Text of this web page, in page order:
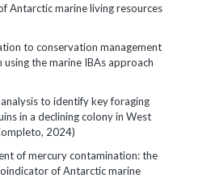
Antarctic marine living resources
to conservation management
using the marine IBAs approach
to identify key foraging
in a declining colony in West
2024)
of mercury contamination: the
of Antarctic marine